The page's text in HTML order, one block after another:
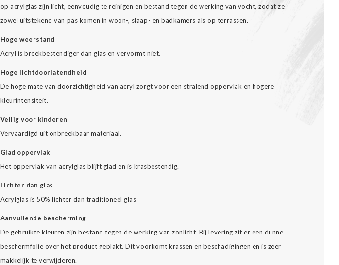
op acrylglas zijn licht, eenvoudig te reinigen en bestand tegen de werking van vocht, zodat ze
zowel uitstekend van pas komen in woon-, slaap- en badkamers als op terrassen.
Hoge weerstand
Acryl is breekbestendiger dan glas en vervormt niet.
Hoge lichtdoorlatendheid
De hoge mate van doorzichtigheid van acryl zorgt voor een stralend oppervlak en hogere
kleurintensiteit.
Veilig voor kinderen
Vervaardigd uit onbreekbaar materiaal.
Glad oppervlak
Het oppervlak van acrylglas blijft glad en is krasbestendig.
Lichter dan glas
Acrylglas is 50% lichter dan traditioneel glas
Aanvullende bescherming
De gebruikte kleuren zijn bestand tegen de werking van zonlicht. Bij levering zit er een dunne
beschermfolie over het product geplakt. Dit voorkomt krassen en beschadigingen en is zeer
makkelijk te verwijderen.